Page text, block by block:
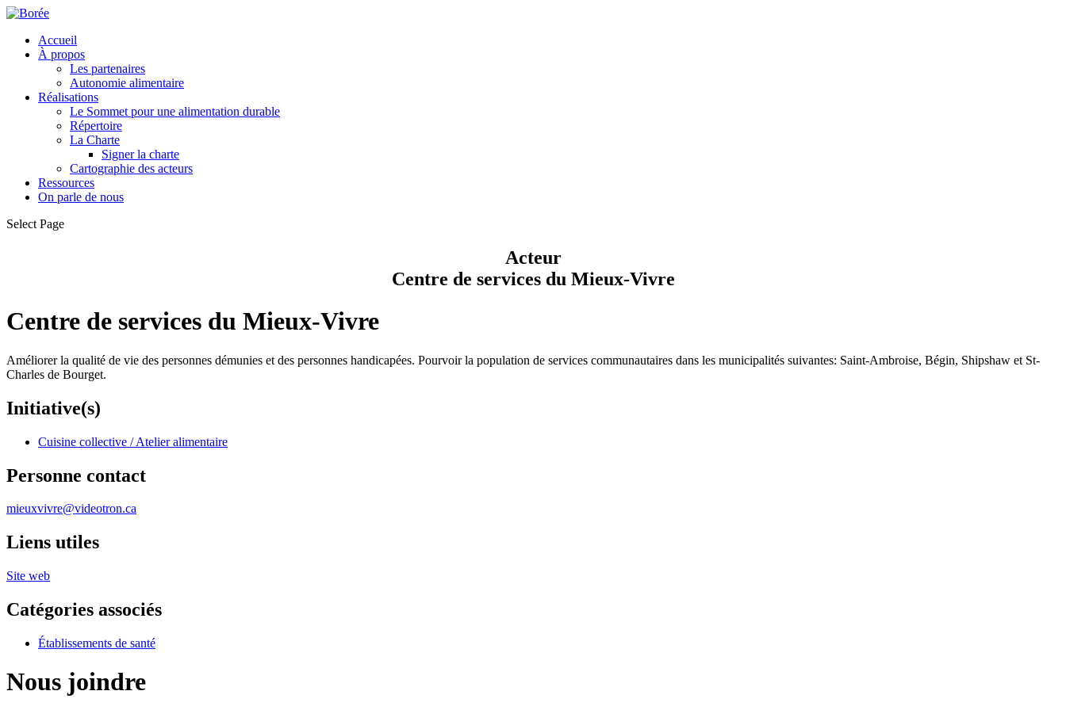
Accueil
À propos
Les partenaires
Autonomie alimentaire
Réalisations
Le Sommet pour une alimentation durable
Répertoire
La Charte
Signer la charte
Cartographie des acteurs
Ressources
On parle de nous
Select Page
Acteur
Centre de services du Mieux-Vivre
Centre de services du Mieux-Vivre
Améliorer la qualité de vie des personnes démunies et des personnes handicapées. Pourvoir la population de services communautaires dans les municipalités suivantes: Saint-Ambroise, Bégin, Shipshaw et St-
Charles de Bourget.
Initiative(s)
Cuisine collective / Atelier alimentaire
Personne contact
mieuxvivre@videotron.ca
Liens utiles
Site web
Catégories associés
Établissements de santé
Nous joindre